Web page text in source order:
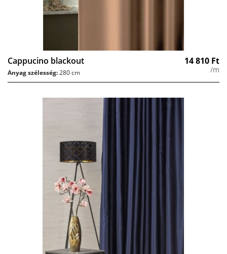
Cappucino blackout 14 810 Ft
/m
Anyag szélesség:280 cm